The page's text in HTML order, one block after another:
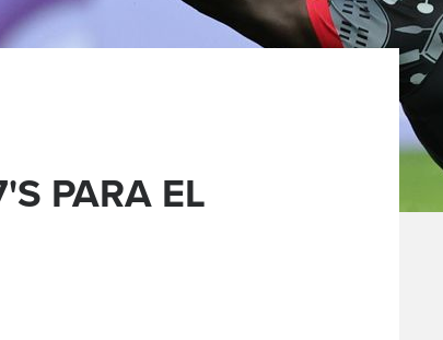
PARA EL